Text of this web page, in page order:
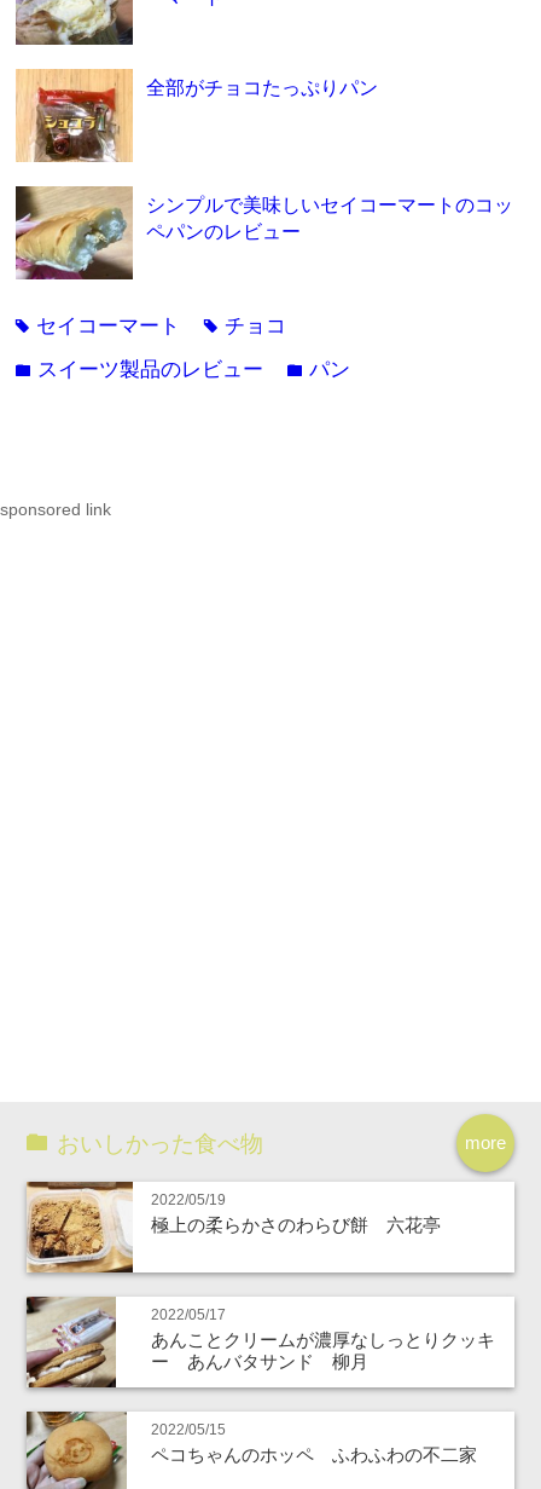
全部がチョコたっぷりパン
シンプルで美味しいセイコーマートのコッ
ペパンのレビュー
tag セイコーマート tag チョコ
folder スイーツ製品のレビュー folderパン
sponsored link
more
おいしかった食べ物
2022/05/19
極上の柔らかさのわらび餅 六花亭
2022/05/17
あんことクリームが濃厚なしっとりクッキ
ー あんバタサンド 柳月
2022/05/15
ペコちゃんのホッペ ふわふわの不二家